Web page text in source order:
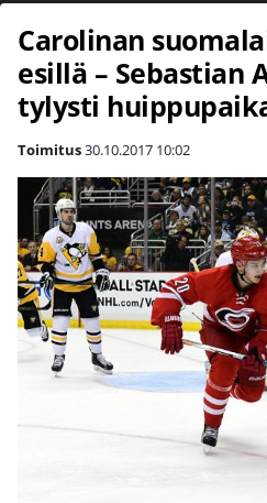
Carolinan
esillä – Sebastian
tylysti
Toimitus30.10.2017 10:02